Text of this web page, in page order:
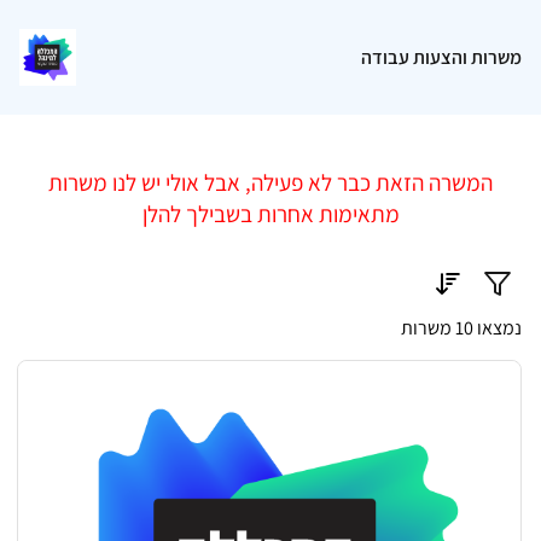
משרות והצעות עבודה
המשרה הזאת כבר לא פעילה, אבל אולי יש לנו משרות
מתאימות אחרות בשבילך להלן
נמצאו 10 משרות